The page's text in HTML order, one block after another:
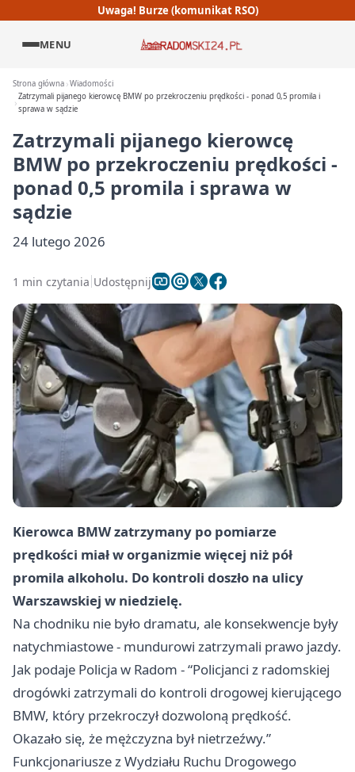
Uwaga! Burze (komunikat RSO)
MENU
Strona główna Wiadomości
Zatrzymali pijanego kierowcę BMW po przekroczeniu prędkości - ponad 0,5 promila i
sprawa w sądzie
Zatrzymali pijanego kierowcę
BMW po przekroczeniu prędkości -
ponad 0,5 promila i sprawa w
sądzie
24 lutego 2026
1 min czytania Udostępnij
Kierowca BMW zatrzymany po pomiarze
prędkości miał w organizmie więcej niż pół
promila alkoholu. Do kontroli doszło na ulicy
Warszawskiej w niedzielę.
Na chodniku nie było dramatu, ale konsekwencje były
natychmiastowe - mundurowi zatrzymali prawo jazdy.
Jak podaje Policja w Radom - “Policjanci z radomskiej
drogówki zatrzymali do kontroli drogowej kierującego
BMW, który przekroczył dozwoloną prędkość.
Okazało się, że mężczyzna był nietrzeźwy.”
Funkcjonariusze z Wydziału Ruchu Drogowego